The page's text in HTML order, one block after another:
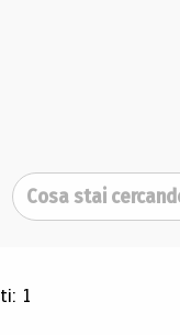
Cerca
di ricerca
1